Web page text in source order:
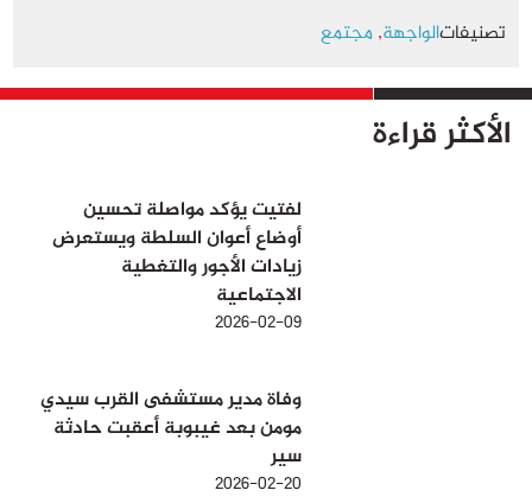
الأكثر قراءة
لفتيت يؤكد مواصلة تحسين
أوضاع أعوان السلطة ويستعرض
زيادات الأجور والتغطية
الاجتماعية
2026-02-09
وفاة مدير مستشفى القرب سيدي
مومن بعد غيبوبة أعقبت حادثة
سير
2026-02-20
الواجهة,مجتمع تصنيفات